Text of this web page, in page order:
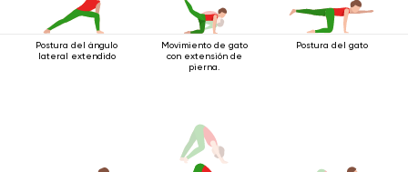
Postura del ángulo
lateral extendido
Movimiento de gato
con extensión de
pierna.
Postura del gato